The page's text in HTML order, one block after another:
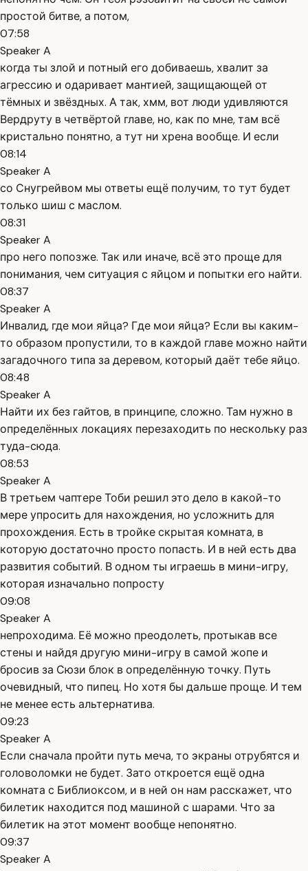
простой битве, а потом,
07:58
Speaker A
когда ты злой и потный его добиваешь, хвалит за
агрессию и одаривает мантией, защищающей от
тёмных и звёздных. А так, хмм, вот люди удивляются
Вердруту в четвёртой главе, но, как по мне, там всё
кристально понятно, а тут ни хрена вообще. И если
08:14
Speaker A
со Снугрейвом мы ответы ещё получим, то тут будет
только шиш с маслом.
08:31
Speaker A
про него попозже. Так или иначе, всё это проще для
понимания, чем ситуация с яйцом и попытки его найти.
08:37
Speaker A
Инвалид, где мои яйца? Где мои яйца? Если вы каким-
то образом пропустили, то в каждой главе можно найти
загадочного типа за деревом, который даёт тебе яйцо.
08:48
Speaker A
Найти их без гайтов, в принципе, сложно. Там нужно в
определённых локациях перезаходить по нескольку раз
туда-сюда.
08:53
Speaker A
В третьем чаптере Тоби решил это дело в какой-то
мере упросить для нахождения, но усложнить для
прохождения. Есть в тройке скрытая комната, в
которую достаточно просто попасть. И в ней есть два
развития событий. В одном ты играешь в мини-игру,
которая изначально попросту
09:08
Speaker A
непроходима. Её можно преодолеть, протыкав все
стены и найдя другую мини-игру в самой жопе и
бросив за Сюзи блок в определённую точку. Путь
очевидный, что пипец. Но хотя бы дальше проще. И тем
не менее есть альтернатива.
09:23
Speaker A
Если сначала пройти путь меча, то экраны отрубятся и
головоломки не будет. Зато откроется ещё одна
комната с Библиоксом, и в ней он нам расскажет, что
билетик находится под машиной с шарами. Что за
билетик на этот момент вообще непонятно.
09:37
Speaker A